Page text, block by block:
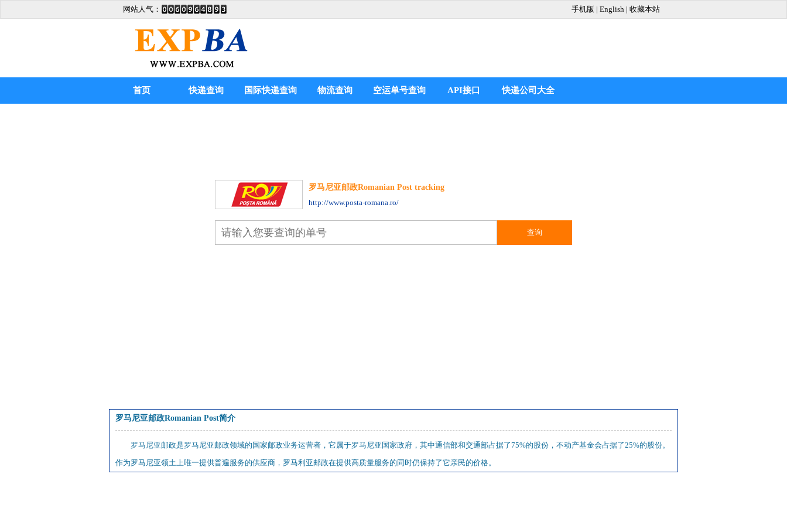
网站人气： 手机版 | English | 收藏本站
首页 快递查询 国际快递查询 物流查询 空运单号查询 API接口 快递公司大全
罗马尼亚邮政Romanian Post tracking
http://www.posta-romana.ro/
罗马尼亚邮政Romanian Post简介
罗马尼亚邮政是罗马尼亚邮政领域的国家邮政业务运营者，它属于罗马尼亚国家政府，其中通信部和交通部占据了75%的股份，不动产基金会占据了25%的股份。
作为罗马尼亚领土上唯一提供普遍服务的供应商，罗马利亚邮政在提供高质量服务的同时仍保持了它亲民的价格。